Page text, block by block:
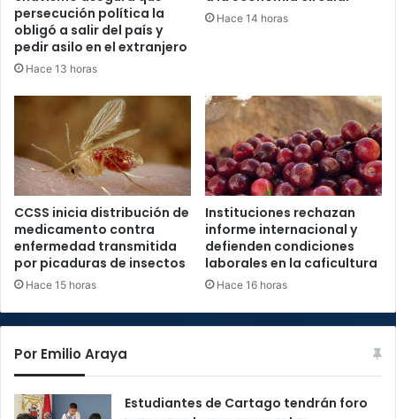
persecución política la
obligó a salir del país y
pedir asilo en el extranjero
Hace 13 horas
Hace 14 horas
CCSS inicia distribución de
medicamento contra
enfermedad transmitida
por picaduras de insectos
Hace 15 horas
Instituciones rechazan
informe internacional y
defienden condiciones
laborales en la caficultura
Hace 16 horas
Por Emilio Araya
Estudiantes de Cartago tendrán foro